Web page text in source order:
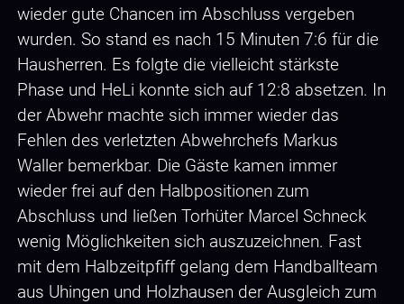
wieder gute Chancen im Abschluss vergeben
wurden. So stand es nach 15 Minuten 7:6 für die
Hausherren. Es folgte die vielleicht stärkste
Phase und HeLi konnte sich auf 12:8 absetzen. In
der Abwehr machte sich immer wieder das
Fehlen des verletzten Abwehrchefs Markus
Waller bemerkbar. Die Gäste kamen immer
wieder frei auf den Halbpositionen zum
Abschluss und ließen Torhüter Marcel Schneck
wenig Möglichkeiten sich auszuzeichnen. Fast
mit dem Halbzeitpfiff gelang dem Handballteam
aus Uhingen und Holzhausen der Ausgleich zum